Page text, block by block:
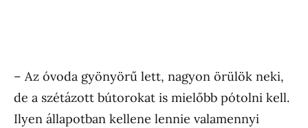
– Az óvoda gyönyörű lett, nagyon örülök neki,
de a szétázott bútorokat is mielőbb pótolni kell.
Ilyen állapotban kellene lennie valamennyi